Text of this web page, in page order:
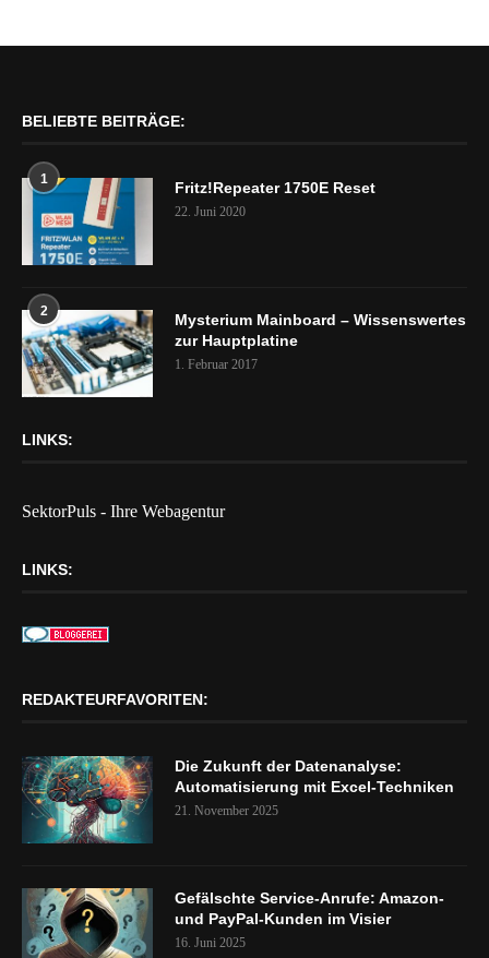
BELIEBTE BEITRÄGE:
1 Fritz!Repeater 1750E Reset
22. Juni 2020
2
Mysterium Mainboard – Wissenswertes
zur Hauptplatine
1. Februar 2017
LINKS:
SektorPuls - Ihre Webagentur
LINKS:
REDAKTEURFAVORITEN:
Die Zukunft der Datenanalyse:
Automatisierung mit Excel-Techniken
21. November 2025
Gefälschte Service-Anrufe: Amazon-
und PayPal-Kunden im Visier
16. Juni 2025